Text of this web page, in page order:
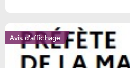
Avis d'affichage